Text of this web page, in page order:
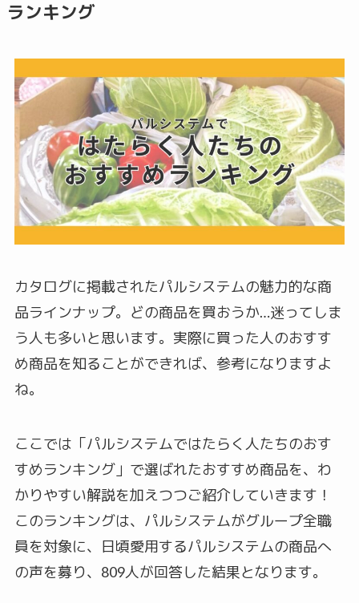
ランキング
カタログに掲載されたパルシステムの魅力的な商
品ラインナップ。どの商品を買おうか…迷ってしま
う人も多いと思います。実際に買った人のおすす
め商品を知ることができれば、参考になりますよ
ね。
ここでは「パルシステムではたらく人たちのおす
すめランキング」で選ばれたおすすめ商品を、わ
かりやすい解説を加えつつご紹介していきます！
このランキングは、パルシステムがグループ全職
員を対象に、日頃愛用するパルシステムの商品へ
の声を募り、809人が回答した結果となります。